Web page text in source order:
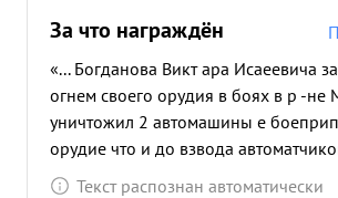
За что награждён
«... Богданова Викт ара Исаеевича
огнем своего орудия в боях в р -не
уничтожил 2 автомашины е
орудие что и до взвода
Текст распознан автоматически